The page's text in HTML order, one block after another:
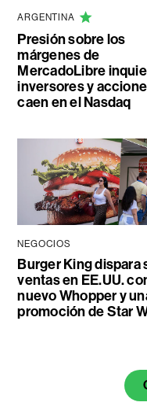
ARGENTINA
Presión sobre los
márgenes de
MercadoLibre
inversores y
caen en el Nasdaq
NEGOCIOS
Burger King dispara
ventas en EE.UU.
nuevo Whopper y
promoción de Star